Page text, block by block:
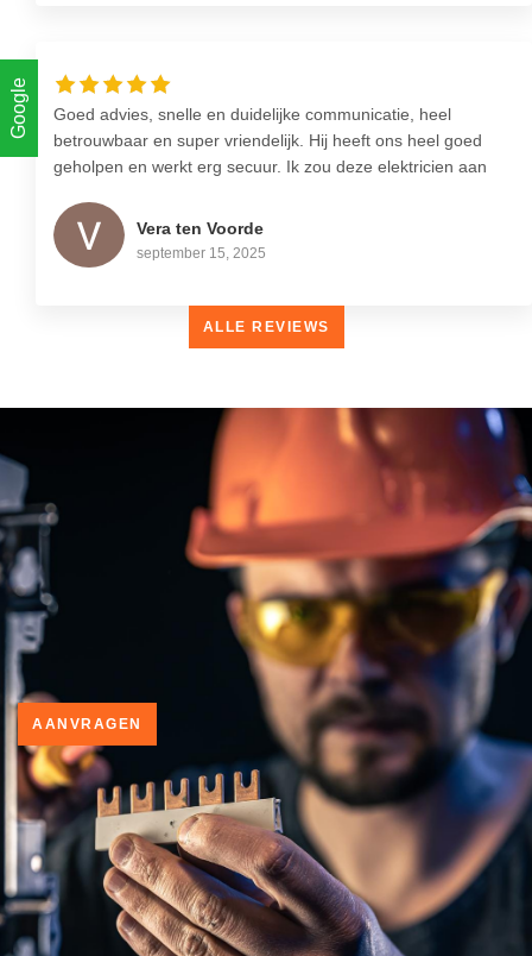
Google
Goed advies, snelle en duidelijke communicatie, heel
betrouwbaar en super vriendelijk. Hij heeft ons heel goed
geholpen en werkt erg secuur. Ik zou deze elektricien aan
Vera ten Voorde
september 15, 2025
ALLE REVIEWS
AANVRAGEN